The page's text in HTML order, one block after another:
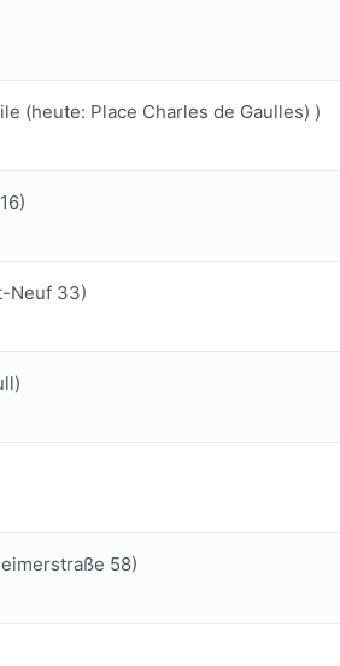
(heute: Place Charles de Gaulles) )
Neuf 33)
58)